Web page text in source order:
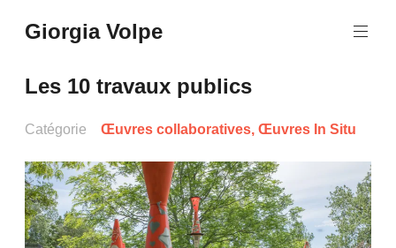
au
Giorgia Volpe
Les 10 travaux publics
Catégorie Œuvres collaboratives,Œuvres In Situ